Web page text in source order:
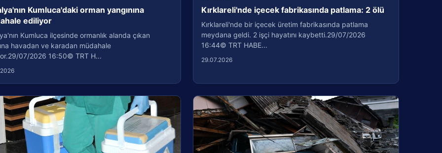
Kumluca'daki orman yangınına
ediliyor
Kumluca ilçesinde ormanlık alanda çıkan
havadan ve karadan müdahale
07/2026 16:50© TRT H...
Kırklareli'nde içecek fabrikasında patlama: 2 ölü
Kırklareli'nde bir içecek üretim fabrikasında patlama
meydana geldi. 2 işçi hayatını kaybetti.29/07/2026
16:44© TRT HABE...
29.07.2026